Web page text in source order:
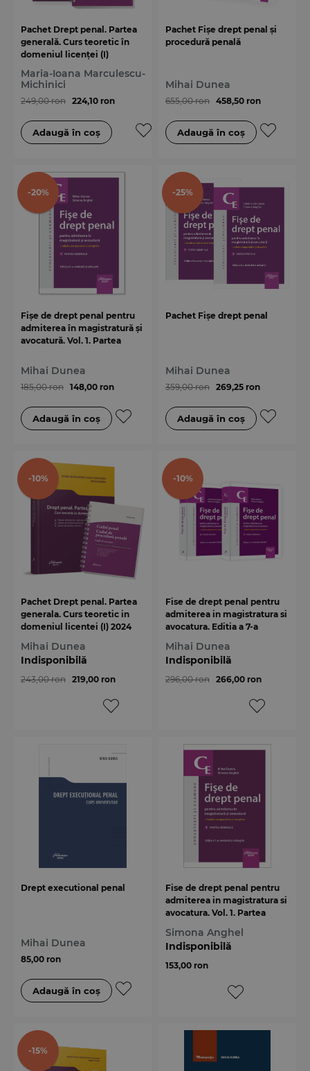
Pachet Drept penal. Partea
generală. Curs teoretic în
domeniul licenței (I)
Maria-Ioana Marculescu-
Michinici
249,00 ron 224,10 ron
Pachet Fișe drept penal și
procedură penală
Mihai Dunea
655,00 ron 458,50 ron
-20%
Fișe de drept penal pentru
admiterea în magistratură și
avocatură. Vol. 1. Partea
Mihai Dunea
185,00 ron 148,00 ron
-25%
Pachet Fișe drept penal
Mihai Dunea
359,00 ron 269,25 ron
-10%
Pachet Drept penal. Partea
generala. Curs teoretic in
domeniul licentei (I) 2024
Mihai Dunea
Indisponibilă
243,00 ron 219,00 ron
-10%
Fise de drept penal pentru
admiterea in magistratura si
avocatura. Editia a 7-a
Mihai Dunea
Indisponibilă
296,00 ron 266,00 ron
Drept executional penal
Mihai Dunea
85,00 ron
Fise de drept penal pentru
admiterea in magistratura si
avocatura. Vol. 1. Partea
Simona Anghel
Indisponibilă
153,00 ron
-15%